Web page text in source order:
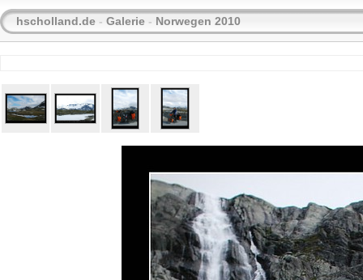
hscholland.de - Galerie - Norwegen 2010